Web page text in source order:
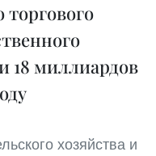
18 миллиардов
хозяйства и